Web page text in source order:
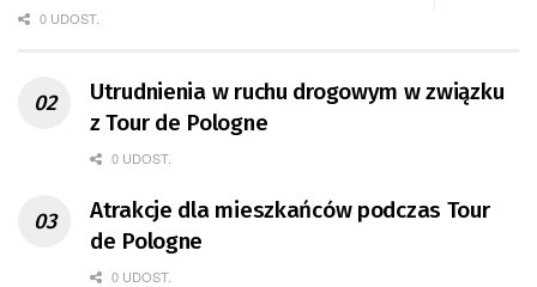
0 UDOST.
Utrudnienia w ruchu drogowym w związku
z Tour de Pologne
0 UDOST.
Atrakcje dla mieszkańców podczas Tour
de Pologne
0 UDOST.